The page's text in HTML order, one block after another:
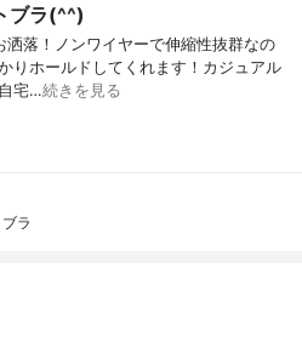
ブラ(^^)
落！ノンワイヤーで伸縮性抜群なの
りホールドしてくれます！カジュアル
宅…続きを見る
ラ